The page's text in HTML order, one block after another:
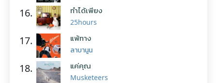
16. ทำได้เพียง
25hours
17. แพ้ทาง
ลาบานูน
18. แค่คุณ
Musketeers